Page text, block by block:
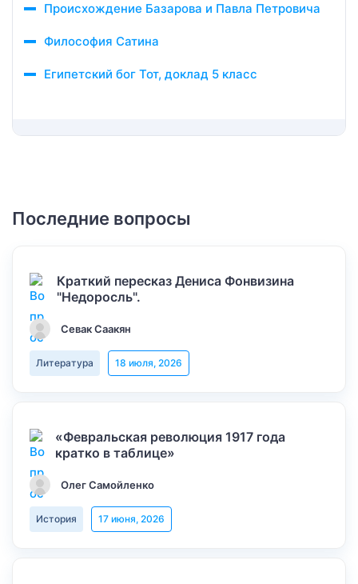
Происхождение Базарова и Павла Петровича
Философия Сатина
Египетский бог Тот, доклад 5 класс
Последние вопросы
Краткий пересказ Дениса Фонвизина
"Недоросль".
Севак Саакян
Литература 18 июля, 2026
«Февральская революция 1917 года
кратко в таблице»
Олег Самойленко
История 17 июня, 2026